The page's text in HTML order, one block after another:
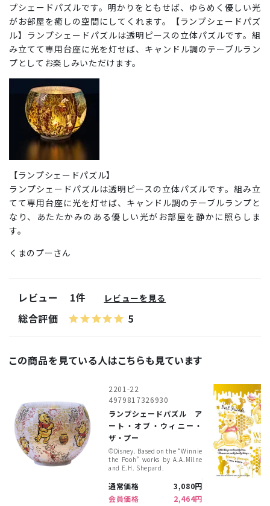
プシェードパズルです。明かりをともせば、ゆらめく優しい光
がお部屋を癒しの空間にしてくれます。【ランプシェードパズ
ル】ランプシェードパズルは透明ピースの立体パズルです。組
み立てて専用台座に光を灯せば、キャンドル調のテーブルラン
プとしてお楽しみいただけます。
【ランプシェードパズル】
ランプシェードパズルは透明ピースの立体パズルです。組み立
てて専用台座に光を灯せば、キャンドル調のテーブルランプと
なり、あたたかみのある優しい光がお部屋を静かに照らしま
す。
くまのプーさん
レビュー 1件 レビューを見る
総合評価 5
この商品を見ている人はこちらも見ています
2201-22
4979817326930
ランプシェードパズル ア
ート・オブ・ウィニー・
ザ・プー
©︎Disney. Based on the “Winnie
the Pooh” works by A.A.Milne
and E.H. Shepard.
通常価格
3,080円
会員価格
2,464円